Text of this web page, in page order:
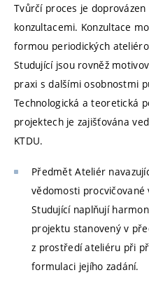
Tvůrčí proces je
konzultacemi. Konzultace
formou periodických
Studující jsou rovněž
praxi s dalšími osobnostmi
Technologická a teoretická
projektech je zajišťována
KTDU.
Předmět Ateliér
vědomosti
Studující naplňují
projektu stanovený v
z prostředí ateliéru při
formulaci jejího zadání.